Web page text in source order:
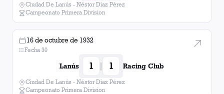
Ciudad De Lanús - Néstor Diaz Pérez
Campeonato Primera Division
16 de octubre de 1932
Fecha 30
Lanús 1 | 1 Racing Club
Ciudad De Lanús - Néstor Diaz Pérez
Campeonato Primera Division